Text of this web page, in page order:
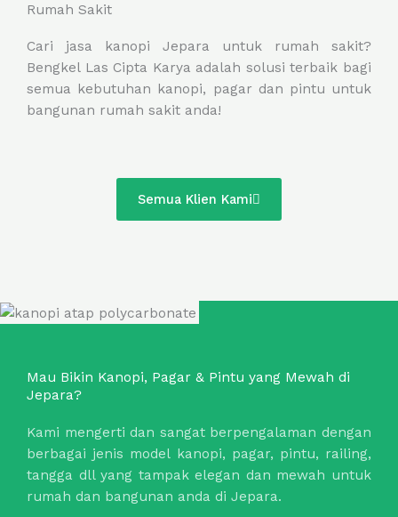
Rumah Sakit
Cari jasa kanopi Jepara untuk rumah sakit?
Bengkel Las Cipta Karya adalah solusi terbaik bagi
semua kebutuhan kanopi, pagar dan pintu untuk
bangunan rumah sakit anda!
Semua Klien Kami
Mau Bikin Kanopi, Pagar & Pintu yang Mewah di
Jepara?
Kami mengerti dan sangat berpengalaman dengan
berbagai jenis model kanopi, pagar, pintu, railing,
tangga dll yang tampak elegan dan mewah untuk
rumah dan bangunan anda di Jepara.